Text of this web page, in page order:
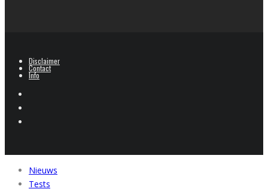
Disclaimer
Contact
Info
Nieuws
Tests